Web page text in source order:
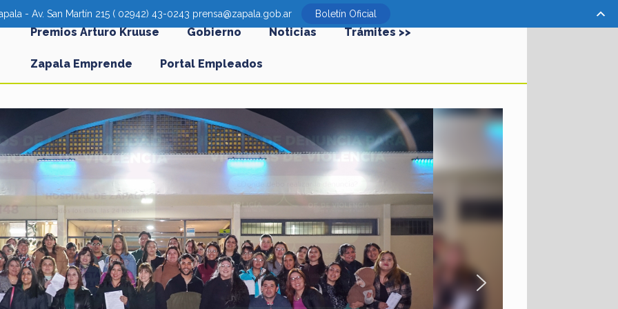
Premios Arturo Kruuse Gobierno Noticias Trámites >>
Zapala Emprende Portal Empleados
- Av. San Martín 215 ( 02942) 43-0243 prensa@zapala.gob.ar Boletín Oficial